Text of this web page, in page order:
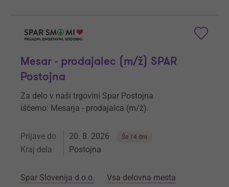
Mesar - prodajalec (m/ž) SPAR
Postojna
Za delo v naši trgovini Spar Postojna
iščemo: Mesarja - prodajalca (m/ž).
Prijave do 20. 8. 2026 Še 14 dni
Kraj dela Postojna
Spar Slovenija d.o.o. Vsa delovna mesta